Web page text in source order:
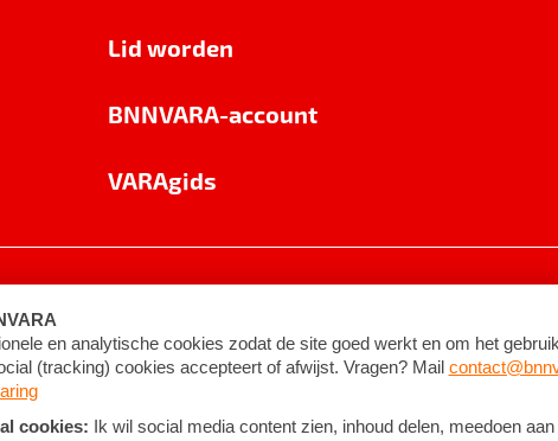
Lid worden
BNNVARA-account
VARAgids
voorwaarden ©2026BNNVARA